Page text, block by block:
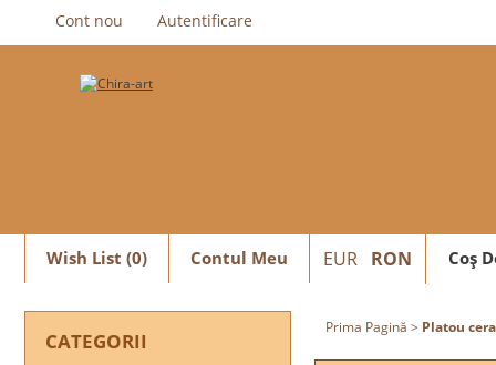
Cont nou Autentificare
Wish List (0) Contul Meu EUR RON Coş
CATEGORII
Prima Pagină > Platou